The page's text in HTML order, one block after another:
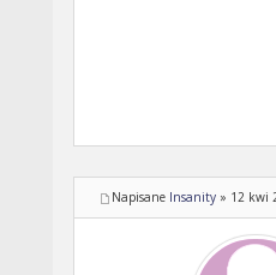
Napisane Insanity » 12 kwi